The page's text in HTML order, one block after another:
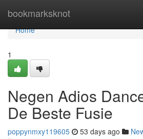
bookmarksknot
Home
Home
1
Negen Adios
De Beste Fusie
poppynmxy119605 53 days ago